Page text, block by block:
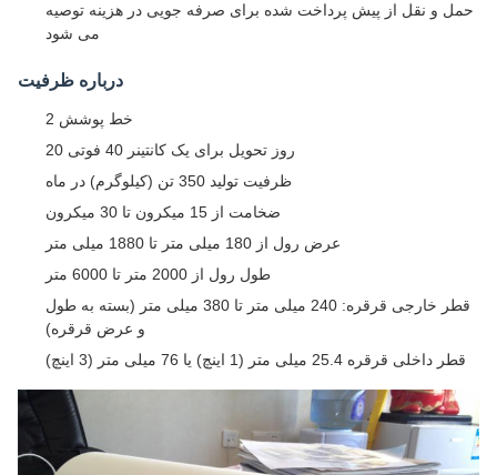
حمل و نقل از پیش پرداخت شده برای صرفه جویی در هزینه توصیه
می شود
درباره ظرفیت
2 خط پوشش
20 روز تحویل برای یک کانتینر 40 فوتی
ظرفیت تولید 350 تن (کیلوگرم) در ماه
ضخامت از 15 میکرون تا 30 میکرون
عرض رول از 180 میلی متر تا 1880 میلی متر
طول رول از 2000 متر تا 6000 متر
قطر خارجی قرقره: 240 میلی متر تا 380 میلی متر (بسته به طول
و عرض قرقره)
قطر داخلی قرقره 25.4 میلی متر (1 اینچ) یا 76 میلی متر (3 اینچ)